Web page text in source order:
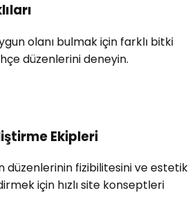
olanı bulmak için farklı bitki
düzenlerini deneyin.
Ekipleri
düzenlerinin fizibilitesini ve estetik
için hızlı site konseptleri